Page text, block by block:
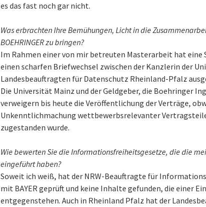
es das fast noch gar nicht.
Was erbrachten Ihre Bemühungen, Licht in die
BOEHRINGER zu bringen?
Im Rahmen einer von mir betreuten Masterarbeit hat eine
einen scharfen Briefwechsel zwischen der Kanzlerin der
Landesbeauftragten für Datenschutz Rheinland-Pfalz
Die Universität Mainz und der Geldgeber, die Boehringer
verweigern bis heute die Veröffentlichung der Verträge,
Unkenntlichmachung wettbewerbsrelevanter
zugestanden wurde.
Wie bewerten Sie die Informationsfreiheitsgesetze, die die
eingeführt haben?
Soweit ich weiß, hat der NRW-Beauftragte für
mit BAYER geprüft und keine Inhalte gefunden, die einer
entgegenstehen. Auch in Rheinland Pfalz hat der